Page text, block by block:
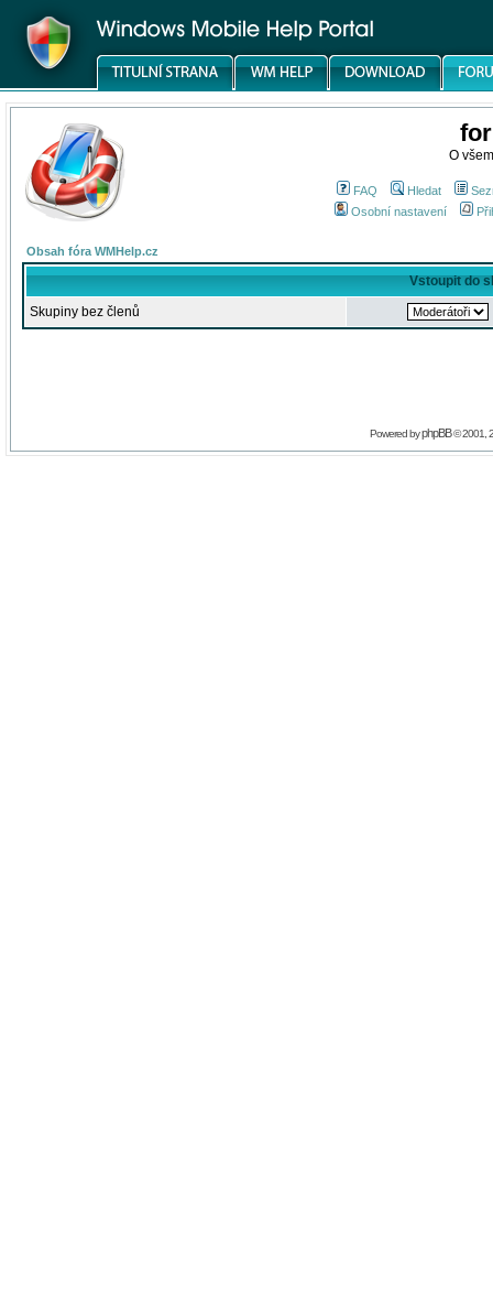
O
FAQ Hledat
Osobní nastavení
Obsah fóra WMHelp.cz
Vstoupit do
Skupiny bez členů
Powered byphpBB© 2001,